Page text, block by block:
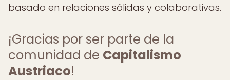
basado en relaciones sólidas y colaborativas.
¡Gracias por ser parte de la
comunidad de Capitalismo
Austriaco!